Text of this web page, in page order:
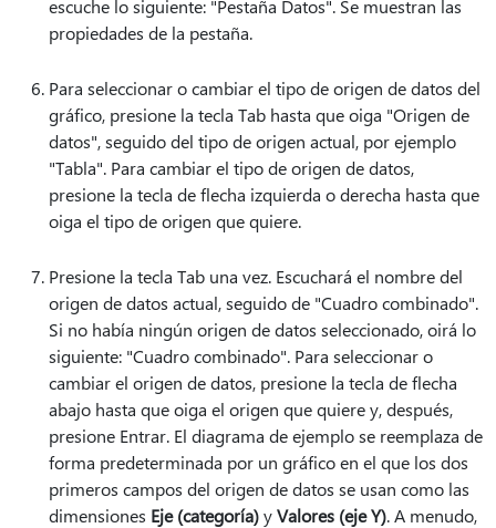
escuche lo siguiente: "Pestaña Datos". Se muestran las
propiedades de la pestaña.
Para seleccionar o cambiar el tipo de origen de datos del
gráfico, presione la tecla Tab hasta que oiga "Origen de
datos", seguido del tipo de origen actual, por ejemplo
"Tabla". Para cambiar el tipo de origen de datos,
presione la tecla de flecha izquierda o derecha hasta que
oiga el tipo de origen que quiere.
Presione la tecla Tab una vez. Escuchará el nombre del
origen de datos actual, seguido de "Cuadro combinado".
Si no había ningún origen de datos seleccionado, oirá lo
siguiente: "Cuadro combinado". Para seleccionar o
cambiar el origen de datos, presione la tecla de flecha
abajo hasta que oiga el origen que quiere y, después,
presione Entrar. El diagrama de ejemplo se reemplaza de
forma predeterminada por un gráfico en el que los dos
primeros campos del origen de datos se usan como las
dimensiones Eje (categoría)yValores (eje Y). A menudo,